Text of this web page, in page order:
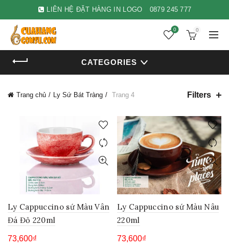
LIÊN HỆ ĐẶT HÀNG IN LOGO 0879 245 777
0 0
CATEGORIES
Trang chủ Ly Sứ Bát Tràng Trang 4 Filters
Ly Cappuccino sứ Màu Vân
Đá Đỏ 220ml
73,600₫
Ly Cappuccino sứ Màu Nâu
220ml
73,600₫